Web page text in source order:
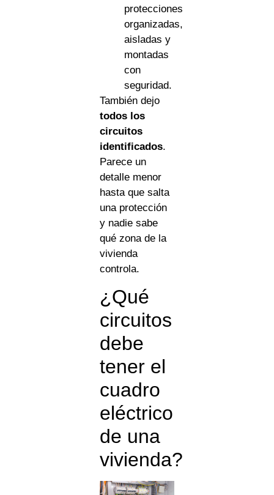
protecciones
organizadas,
aisladas y
montadas
con
seguridad.
También dejo
todos los
circuitos
identificados.
Parece un
detalle menor
hasta que salta
una protección
y nadie sabe
qué zona de la
vivienda
controla.
¿Qué
circuitos
debe
tener el
cuadro
eléctrico
de una
vivienda?